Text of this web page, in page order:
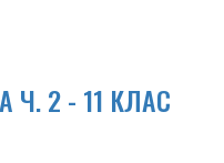
Ч. 2 - 11 КЛАС